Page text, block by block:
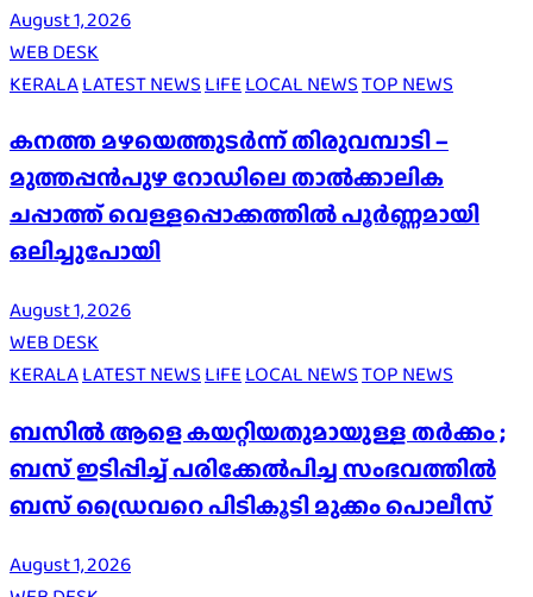
August 1, 2026
WEB DESK
KERALALATEST NEWS LIFE LOCAL NEWSTOP NEWS
കനത്ത മഴയെത്തുടർന്ന് തിരുവമ്പാടി –
മുത്തപ്പൻപുഴ റോഡിലെ താൽക്കാലിക
ചപ്പാത്ത് വെള്ളപ്പൊക്കത്തിൽ പൂർണ്ണമായി
ഒലിച്ചുപോയി
August 1, 2026
WEB DESK
KERALALATEST NEWSLIFELOCAL NEWSTOP NEWS
ബസിൽ ആളെ കയറ്റിയതുമായുള്ള തർക്കം ;
ബസ് ഇടിപ്പിച്ച് പരിക്കേൽപിച്ച സംഭവത്തിൽ
ബസ് ഡ്രൈവറെ പിടികൂടി മുക്കം പൊലീസ്
August 1, 2026